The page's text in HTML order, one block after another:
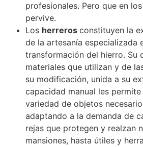
profesionales. Pero que en
pervive.
Los herreros constituyen la
de la artesanía especializada
transformación del hierro. Su
materiales que utilizan y de
su modificación, unida a su
capacidad manual les
variedad de objetos
adaptando a la demanda de
rejas que protegen y realzan
mansiones, hasta útiles y